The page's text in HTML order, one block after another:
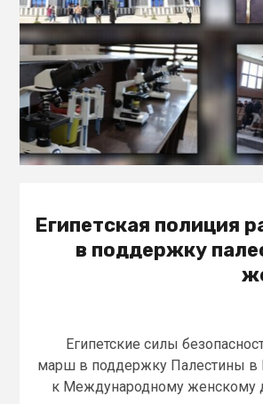
Египетская полиция
в поддержку
Египетские силы
марш в поддержку Палестины в
к Международному женскому